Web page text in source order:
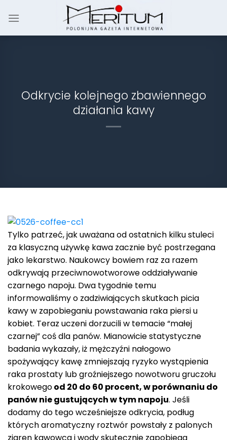
Odkrycie kolejnego zbawiennego
działania kawy
Tylko patrzeć, jak uważana od ostatnich kilku stuleci
za klasyczną używkę kawa zacznie być postrzegana
jako lekarstwo. Naukowcy bowiem raz za razem
odkrywają przeciwnowotworowe oddziaływanie
czarnego napoju. Dwa tygodnie temu
informowaliśmy o zadziwiających skutkach picia
kawy w zapobieganiu powstawania raka piersi u
kobiet. Teraz uczeni dorzucili w temacie “małej
czarnej” coś dla panów. Mianowicie statystyczne
badania wykazały, iż mężczyźni nałogowo
spożywający kawę zmniejszają ryzyko wystąpienia
raka prostaty lub groźniejszego nowotworu gruczołu
krokowegood 20 do 60 procent, w porównaniu do
panów nie gustujących w tym napoju. Jeśli
dodamy do tego wcześniejsze odkrycia, podług
których aromatyczny roztwór powstały z palonych